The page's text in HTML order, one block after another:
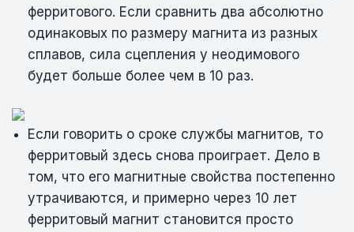
ферритового. Если сравнить два абсолютно
одинаковых по размеру магнита из разных
сплавов, сила сцепления у неодимового
будет больше более чем в 10 раз.
Если говорить о сроке службы магнитов, то
ферритовый здесь снова проиграет. Дело в
том, что его магнитные свойства постепенно
утрачиваются, и примерно через 10 лет
ферритовый магнит становится просто